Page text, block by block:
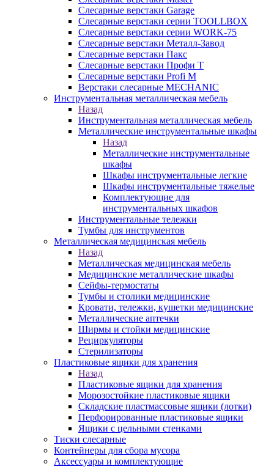
Слесарные верстаки Garage
Слесарные верстаки серии TOOLLBOX
Слесарные верстаки серии WORK-75
Слесарные верстаки Металл-Завод
Слесарные верстаки Пакс
Слесарные верстаки Профи Т
Слесарные верстаки Profi M
Верстаки слесарные MECHANIC
Инструментальная металлическая мебель
Назад
Инструментальная металлическая мебель
Металлические инструментальные шкафы
Назад
Металлические инструментальные
шкафы
Шкафы инструментальные легкие
Шкафы инструментальные тяжелые
Комплектующие для
инструментальных шкафов
Инструментальные тележки
Тумбы для инструментов
Металлическая медицинская мебель
Назад
Металлическая медицинская мебель
Медицинские металлические шкафы
Сейфы-термостаты
Тумбы и столики медицинские
Кровати, тележки, кушетки медицинские
Металлические аптечки
Ширмы и стойки медицинские
Рециркуляторы
Стерилизаторы
Пластиковые ящики для хранения
Назад
Пластиковые ящики для хранения
Морозостойкие пластиковые ящики
Складские пластмассовые ящики (лотки)
Перфорированные пластиковые ящики
Ящики с цельными стенками
Тиски слесарные
Контейнеры для сбора мусора
Аксессуары и комплектующие